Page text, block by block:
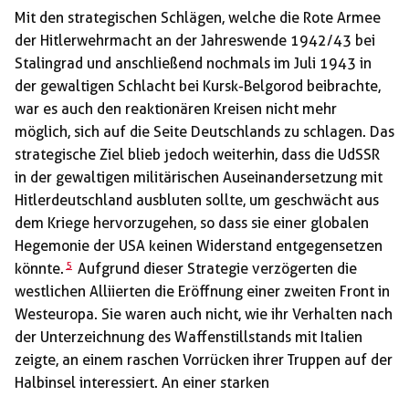
Mit den strategischen Schlägen, welche die Rote Armee
der Hitlerwehrmacht an der Jahreswende 1942/43 bei
Stalingrad und anschließend nochmals im Juli 1943 in
der gewaltigen Schlacht bei Kursk-Belgorod beibrachte,
war es auch den reaktionären Kreisen nicht mehr
möglich, sich auf die Seite Deutschlands zu schlagen. Das
strategische Ziel blieb jedoch weiterhin, dass die UdSSR
in der gewaltigen militärischen Auseinandersetzung mit
Hitlerdeutschland ausbluten sollte, um geschwächt aus
dem Kriege hervorzugehen, so dass sie einer globalen
Hegemonie der USA keinen Widerstand entgegensetzen
könnte. 5 Aufgrund dieser Strategie verzögerten die
westlichen Alliierten die Eröffnung einer zweiten Front in
Westeuropa. Sie waren auch nicht, wie ihr Verhalten nach
der Unterzeichnung des Waffenstillstands mit Italien
zeigte, an einem raschen Vorrücken ihrer Truppen auf der
Halbinsel interessiert. An einer starken